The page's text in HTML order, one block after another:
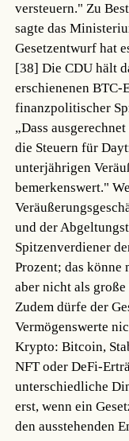
versteuern." Zu
sagte das
Gesetzentwurf hat
[38] Die CDU hält
erschienenen
finanzpolitischer
„Dass
die Steuern für
unterjährigen
bemerkenswert."
und der
Spitzenverdiener
Prozent; das könne
aber nicht als
Zudem dürfe der
Vermögenswerte
Krypto: Bitcoin,
NFT oder DeFi-
unterschiedliche
erst, wenn ein
den ausstehenden